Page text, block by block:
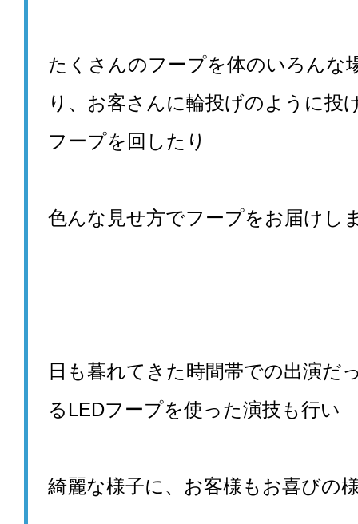
たくさんのフープを体のいろんな
り、お客さんに輪投げのように投
フープを回したり
色んな見せ方でフープをお届けし
日も暮れてきた時間帯での出演だ
るLEDフープを使った演技も行い
綺麗な様子に、お客様もお喜びの